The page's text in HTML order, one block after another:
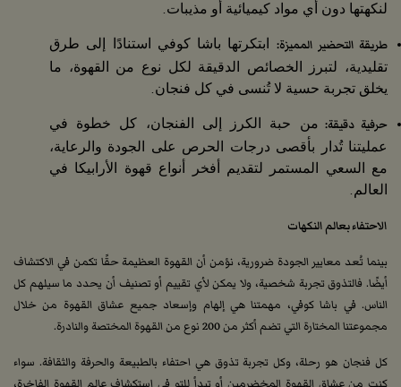
لنكهتها دون أي مواد كيميائية أو مذيبات.
طريقة التحضير المميزة: ابتكرتها باشا كوفي استنادًا إلى طرق
تقليدية، لتبرز الخصائص الدقيقة لكل نوع من القهوة، ما
يخلق تجربة حسية لا تُنسى في كل فنجان.
حرفية دقيقة: من حبة الكرز إلى الفنجان، كل خطوة في
عمليتنا تُدار بأقصى درجات الحرص على الجودة والرعاية،
مع السعي المستمر لتقديم أفخر أنواع قهوة الأرابيكا في
العالم.
الاحتفاء بعالم النكهات
بينما تُعد معايير الجودة ضرورية، نؤمن أن القهوة العظيمة حقًا تكمن في الاكتشاف
أيضًا. فالتذوق تجربة شخصية، ولا يمكن لأي تقييم أو تصنيف أن يحدد ما سيلهم كل
الناس. في باشا كوفي، مهمتنا هي إلهام وإسعاد جميع عشاق القهوة من خلال
مجموعتنا المختارة التي تضم أكثر من 200 نوع من القهوة المختصة والنادرة.
كل فنجان هو رحلة، وكل تجربة تذوق هي احتفاء بالطبيعة والحرفة والثقافة. سواء